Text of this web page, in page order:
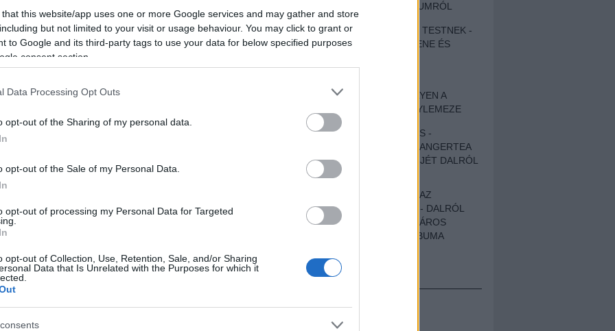
that this website/app uses one or more Google services and may gather and store
but not limited to your visit or usage behaviour. You may click to grant or
to Google and its third-party tags to use your data for below specified purposes
consent section.
Data Processing Opt Outs
opt-out of the Sharing of my personal data.
opt-out of the Sale of my Personal Data.
opt-out of processing my Personal Data for Targeted
opt-out of Collection, Use, Retention, Sale, and/or Sharing
Data that Is Unrelated with the Purposes for which it
az orvosai már akkor igen jó esélyt
igazuk volt, hiszen tegnap este a főnök az
túl van a nehezén, és olyannyira bizakodik,
már színpadra is áll a Megacruise névre
TOVÁBB
ÚJ BOB DYLAN-ALBUMRÓL
ZENE LÉLEKNEK ÉS TESTNEK -
AUTENTIKUS NÉPZENE ÉS
SZOMORKODÁS - ILYEN A
KATATONIA ÚJ NAGYLEMEZE
CROCODILE NERVES -
HALLGASD MEG AZ ANGERTEA
MA MEGJELENT EP-JÉT DALRÓL
DALRA!
A FELELŐSSÉGTŐL AZ
ELLOPOTT FÖLDIG - DALRÓL
DALRA A KÉPZELT VÁROS
SAMIZDAT CÍMŰ ALBUMA
HIRDETÉS